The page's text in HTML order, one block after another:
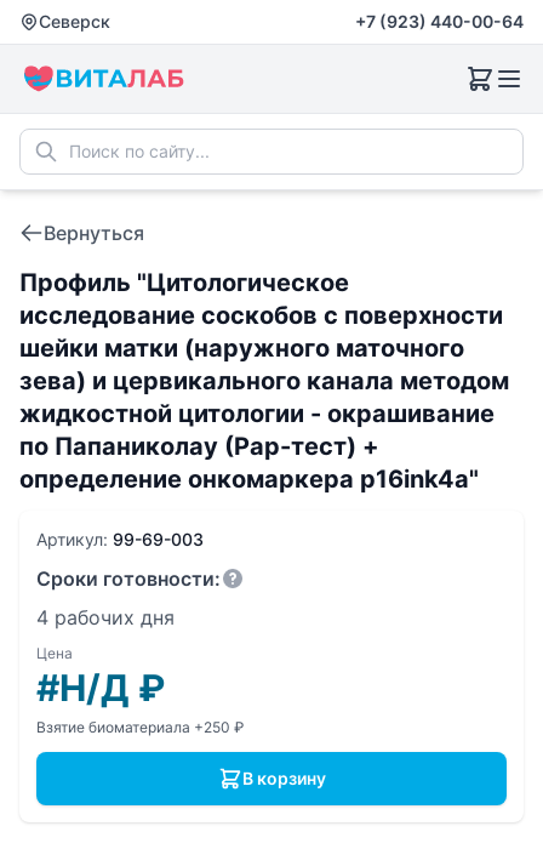
Северск +7 (923) 440-00-64
Вернуться
Профиль "Цитологическое
исследование соскобов с поверхности
шейки матки (наружного маточного
зева) и цервикального канала методом
жидкостной цитологии - окрашивание
по Папаниколау (Рар-тест) +
определение онкомаркера p16ink4a"
Артикул: 99-69-003
Сроки готовности:
4 рабочих дня
Цена
#Н/Д ₽
Взятие биоматериала +250 ₽
В корзину